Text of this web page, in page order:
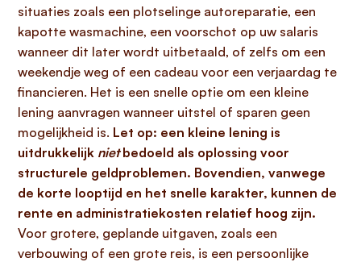
situaties zoals een plotselinge autoreparatie, een
kapotte wasmachine, een voorschot op uw salaris
wanneer dit later wordt uitbetaald, of zelfs om een
weekendje weg of een cadeau voor een verjaardag te
financieren. Het is een snelle optie om een kleine
lening aanvragen wanneer uitstel of sparen geen
mogelijkheid is. Let op: een kleine lening is
uitdrukkelijk nietbedoeld als oplossing voor
structurele geldproblemen. Bovendien, vanwege
de korte looptijd en het snelle karakter, kunnen de
rente en administratiekosten relatief hoog zijn.
Voor grotere, geplande uitgaven, zoals een
verbouwing of een grote reis, is een persoonlijke